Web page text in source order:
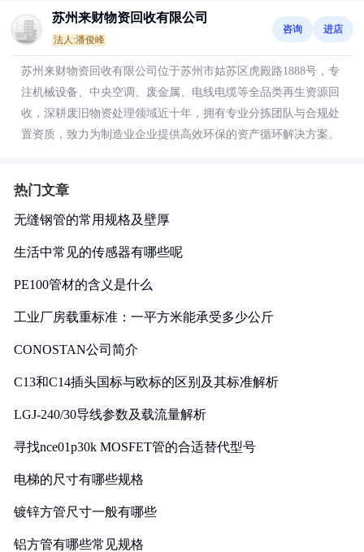
苏州来财物资回收有限公司
法人:潘俊峰
咨询 进店
苏州来财物资回收有限公司位于苏州市姑苏区虎殿路1888号，专
注机械设备、中央空调、废金属、电线电缆等全品类再生资源回
收，深耕废旧物资处理领域近十年，拥有专业分拣团队与合规处
置资质，致力为制造业企业提供高效环保的资产循环解决方案。
热门文章
无缝钢管的常用规格及壁厚
生活中常见的传感器有哪些呢
PE100管材的含义是什么
工业厂房载重标准：一平方米能承受多少公斤
CONOSTAN公司简介
C13和C14插头国标与欧标的区别及其标准解析
LGJ-240/30导线参数及载流量解析
寻找nce01p30k MOSFET管的合适替代型号
电梯的尺寸有哪些规格
镀锌方管尺寸一般有哪些
铝方管有哪些常见规格